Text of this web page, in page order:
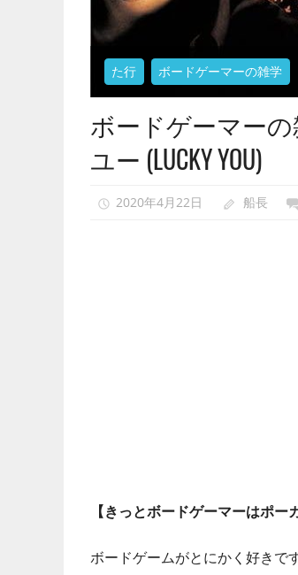
た行 ボードゲーマーの雑学
ボードゲーマーの
ユー (LUCKY YOU)
2020年4月22日 船長
【きっとボードゲーマーはポー
ボードゲームがとにかく好きで